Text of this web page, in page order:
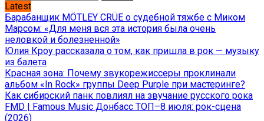
Latest
Барабанщик MÖTLEY CRÜE о судебной тяжбе с Миком
Марсом: «Для меня вся эта история была очень
неловкой и болезненной»
Юлия Кроу рассказала о том, как пришла в рок — музыку
из балета
Красная зона: Почему звукорежиссеры проклинали
альбом «In Rock» группы Deep Purple при мастеринге?
Как сибирский панк повлиял на звучание русского рока
FMD | Famous Music Донбасс ТОП–8 июля: рок-сцена
(2026)